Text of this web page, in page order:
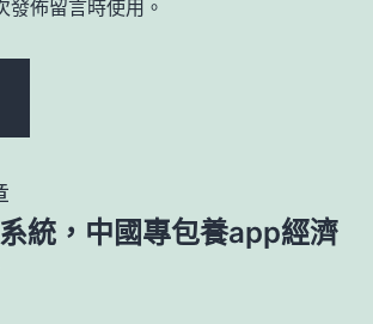
發佈留言時使用。
統，中國專包養app經濟